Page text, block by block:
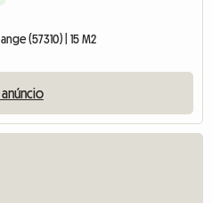
(57310) | 15 M2
anúncio